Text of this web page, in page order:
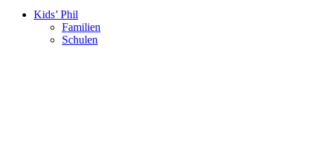
Kids’ Phil
Familien
Schulen